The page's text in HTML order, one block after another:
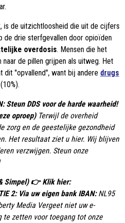
is de uitzichtloosheid die uit de cijfers
de drie sterfgevallen door opioïden
overdosis. Mensen die het
de pillen grijpen als uitweg. Het
dit "opvallend", want bij andere drugs
Steun DDS voor de harde waarheid!
oproep) Terwijl de overheid
zorg en de geestelijke gezondheid
Het resultaat ziet u hier. Wij blijven
verzwijgen. Steun onze
Simpel) 👉 Klik hier:
2: Via uw eigen bank IBAN: NL95
Media Vergeet niet uw e-
te zetten voor toegang tot onze